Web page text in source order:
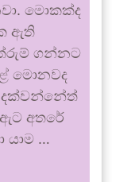
මොකක්ද
ඇති
ගන්නට
මොනවද
අතරේ
යාම …